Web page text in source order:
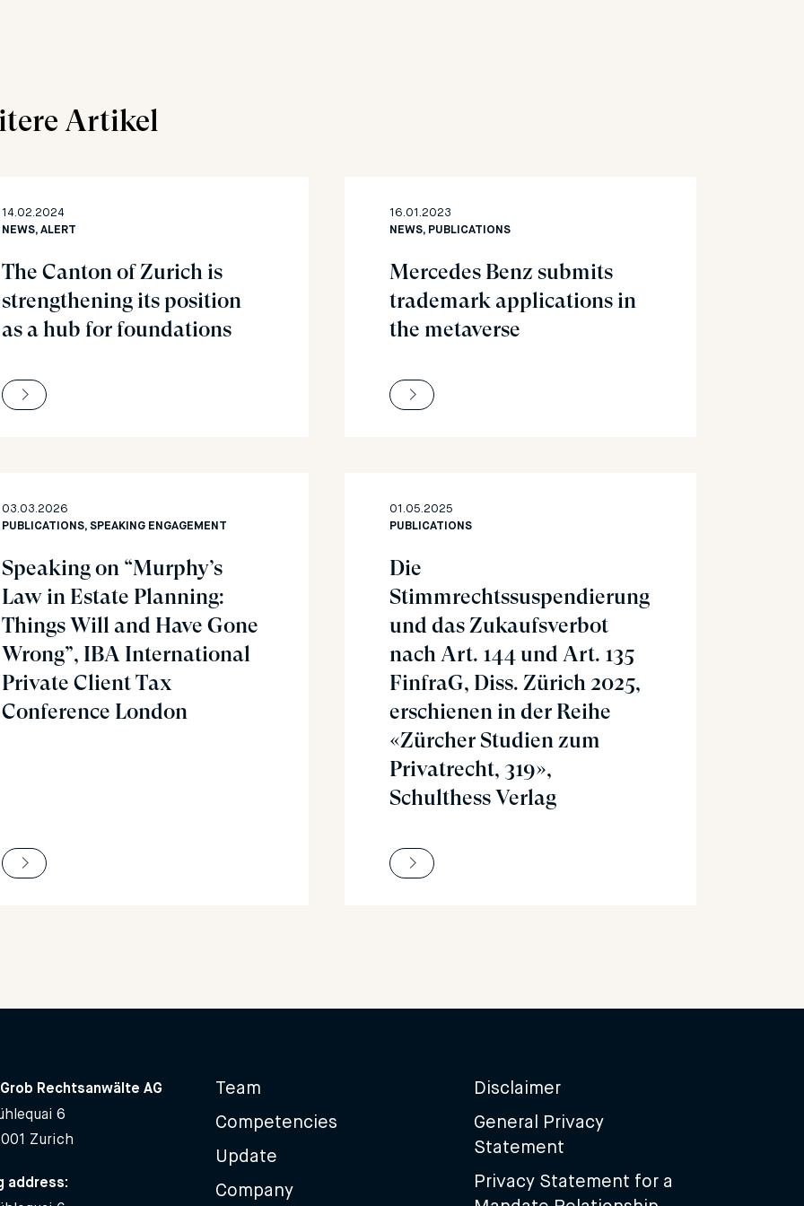
Artikel
14.02.2024
NEWS, ALERT
The Canton of Zurich is
strengthening its position
as a hub for foundations
16.01.2023
NEWS, PUBLICATIONS
Mercedes Benz submits
trademark applications in
the metaverse
03.03.2026
PUBLICATIONS, SPEAKING ENGAGEMENT
Speaking on “Murphy’s
Law in Estate Planning:
Things Will and Have Gone
Wrong”, IBA International
Private Client Tax
Conference London
01.05.2025
PUBLICATIONS
Die
Stimmrechtssuspendierung
und das Zukaufsverbot
nach Art. 144 und Art. 135
FinfraG, Diss. Zürich 2025,
erschienen in der Reihe
«Zürcher Studien zum
Privatrecht, 319»,
Schulthess Verlag
Rechtsanwälte AG
6
Zurich
address:
Team
Competencies
Update
Company
Disclaimer
General Privacy
Statement
Privacy Statement for a